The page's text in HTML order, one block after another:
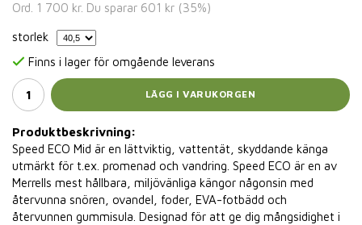
Ord. 1 700 kr. Du sparar 601 kr (35%)
storlek
Finns i lager för omgående leverans
LÄGG I VARUKORGEN
Produktbeskrivning:
Speed ECO Mid ​​är en lättviktig, vattentät, skyddande känga
utmärkt för t.ex. promenad och vandring. Speed ​​ECO är en av
Merrells mest hållbara, miljövänliga kängor någonsin med
återvunna snören, ovandel, foder, EVA-fotbädd och
återvunnen gummisula. Designad för att ge dig mångsidighet i